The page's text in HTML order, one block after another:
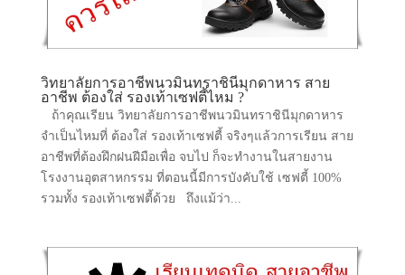
วิทยาลัยการอาชีพนวมินทราชินีมุกดาหาร สาย
อาชีพ ต้องใส่ รองเท้าเซฟตี้ไหม ?
ถ้าคุณเรียน วิทยาลัยการอาชีพนวมินทราชินีมุกดาหาร
จำเป็นไหมที่ ต้องใส่ รองเท้าเซฟตี้ จริงๆแล้วการเรียน สาย
อาชีพที่ต้องฝึกฝนฝีมือเพื่อ จบไป ก็จะทำงานในสายงาน
โรงงานอุตสาหกรรม ที่ตอนนี้มีการบังคับใช้ เซฟตี้ 100%
รวมทั้ง รองเท้าเซฟตี้ด้วย ถึงแม้ว่า...